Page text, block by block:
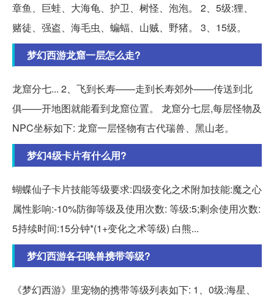
章鱼、巨蛙、大海龟、护卫、树怪、泡泡。 2、5级:狸、
赌徒、强盗、海毛虫、蝙蝠、山贼、野猪。 3、15级。
梦幻西游龙窟一层怎么走?
龙窟分七... 2、飞到长寿——走到长寿郊外——传送到北
俱——开地图就能看到龙窟位置。 龙窟分七层,每层怪物及
NPC坐标如下: 龙窟一层怪物有古代瑞兽、黑山老。
梦幻4级卡片有什么用?
蝴蝶仙子卡片技能等级要求:四级变化之术附加技能:魔之心
属性影响:-10%防御等级及使用次数: 等级:5;剩余使用次数:
5持续时间:15分钟*(1+变化之术等级) 白熊...
梦幻西游各召唤兽携带等级?
《梦幻西游》里宠物的携带等级列表如下: 1、0级:海星、